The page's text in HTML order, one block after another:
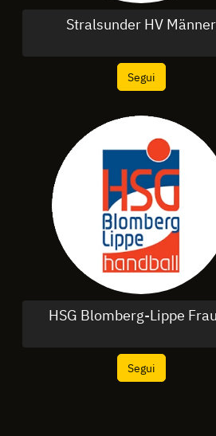
Stralsunder HV Männer
Segui
HSG Blomberg-Lippe
Segui